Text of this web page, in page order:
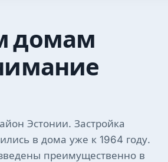
домам
Эстонии. Застройка
в дома уже к 1964 году.
преимущественно в